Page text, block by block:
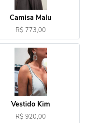
Camisa Malu
R$ 773,00
Vestido Kim
R$ 920,00